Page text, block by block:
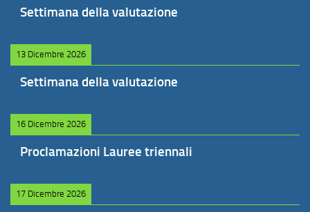
Settimana della valutazione
13 Dicembre 2026
Settimana della valutazione
16 Dicembre 2026
Proclamazioni Lauree triennali
17 Dicembre 2026